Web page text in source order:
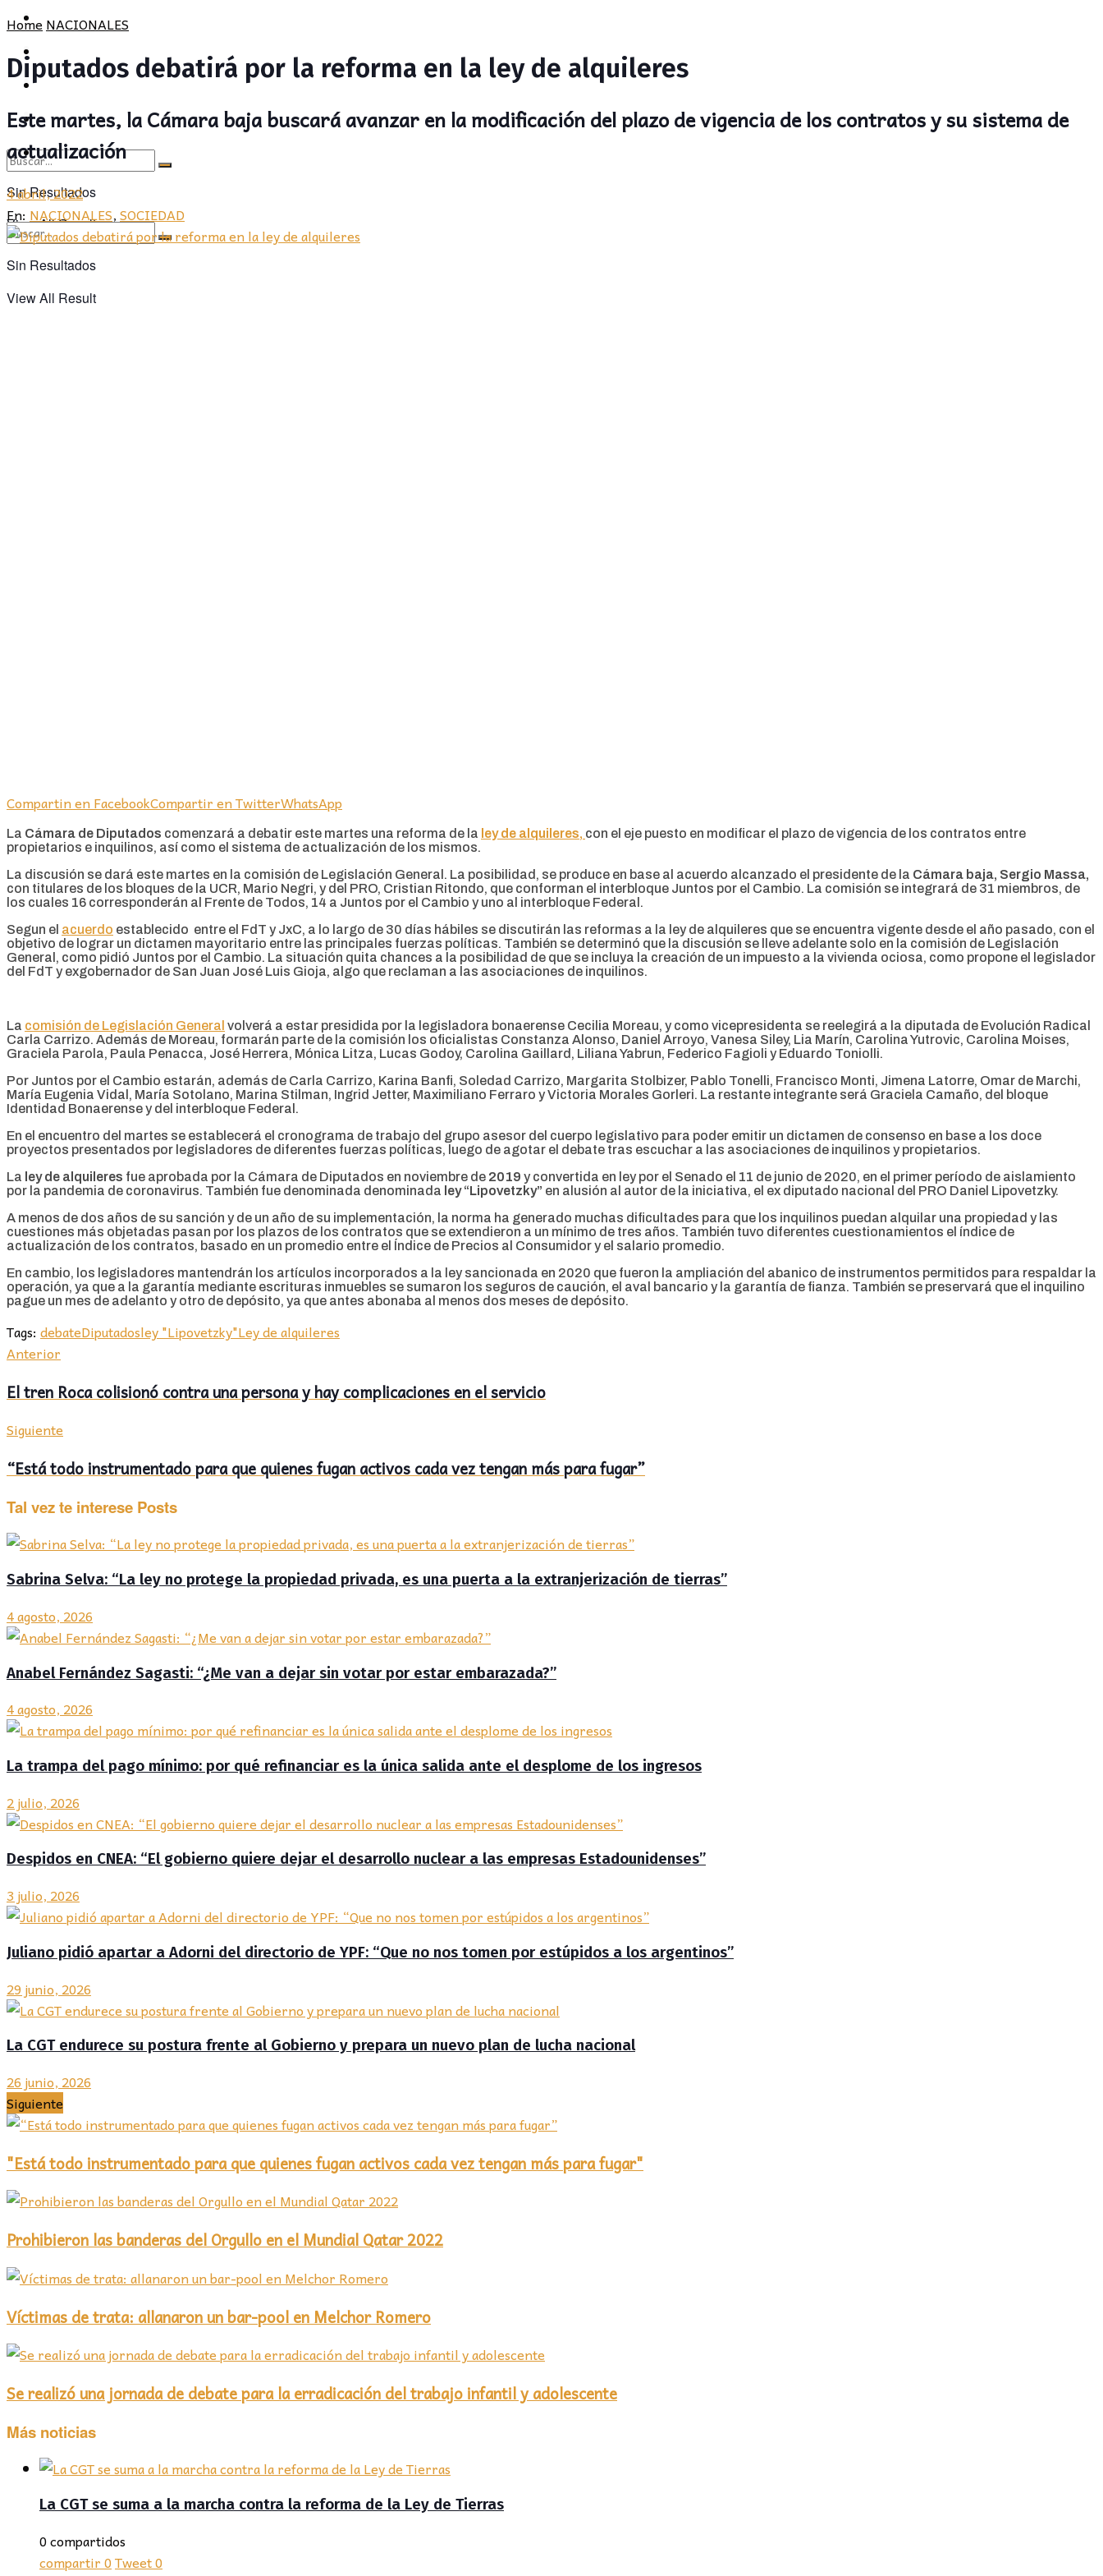
CULTURA
OPINIÓN
Sin Resultados
View All Result
PROVINCIA
CULTURA
OPINIÓN
Sin Resultados
View All Result
HomeNACIONALES
Diputados debatirá por la reforma en la ley de alquileres
Este martes, la Cámara baja buscará avanzar en la modificación del plazo de vigencia de los contratos y su sistema de
actualización
4 abril, 2022
En: NACIONALES,SOCIEDAD
Compartin en FacebookCompartir en TwitterWhatsApp
La Cámara de Diputados comenzará a debatir este martes una reforma de la ley de alquileres, con el eje puesto en modificar el plazo de vigencia de los contratos entre
propietarios e inquilinos, así como el sistema de actualización de los mismos.
La discusión se dará este martes en la comisión de Legislación General. La posibilidad, se produce en base al acuerdo alcanzado el presidente de la Cámara baja, Sergio Massa,
con titulares de los bloques de la UCR, Mario Negri, y del PRO, Cristian Ritondo, que conforman el interbloque Juntos por el Cambio. La comisión se integrará de 31 miembros, de
los cuales 16 corresponderán al Frente de Todos, 14 a Juntos por el Cambio y uno al interbloque Federal.
Segun el acuerdo establecido entre el FdT y JxC, a lo largo de 30 días hábiles se discutirán las reformas a la ley de alquileres que se encuentra vigente desde el año pasado, con el
objetivo de lograr un dictamen mayoritario entre las principales fuerzas políticas. También se determinó que la discusión se lleve adelante solo en la comisión de Legislación
General, como pidió Juntos por el Cambio. La situación quita chances a la posibilidad de que se incluya la creación de un impuesto a la vivienda ociosa, como propone el legislador
del FdT y exgobernador de San Juan José Luis Gioja, algo que reclaman a las asociaciones de inquilinos.
La comisión de Legislación General volverá a estar presidida por la legisladora bonaerense Cecilia Moreau, y como vicepresidenta se reelegirá a la diputada de Evolución Radical
Carla Carrizo. Además de Moreau, formarán parte de la comisión los oficialistas Constanza Alonso, Daniel Arroyo, Vanesa Siley, Lia Marín, Carolina Yutrovic, Carolina Moises,
Graciela Parola, Paula Penacca, José Herrera, Mónica Litza, Lucas Godoy, Carolina Gaillard, Liliana Yabrun, Federico Fagioli y Eduardo Toniolli.
Por Juntos por el Cambio estarán, además de Carla Carrizo, Karina Banfi, Soledad Carrizo, Margarita Stolbizer, Pablo Tonelli, Francisco Monti, Jimena Latorre, Omar de Marchi,
María Eugenia Vidal, María Sotolano, Marina Stilman, Ingrid Jetter, Maximiliano Ferraro y Victoria Morales Gorleri. La restante integrante será Graciela Camaño, del bloque
Identidad Bonaerense y del interbloque Federal.
En el encuentro del martes se establecerá el cronograma de trabajo del grupo asesor del cuerpo legislativo para poder emitir un dictamen de consenso en base a los doce
proyectos presentados por legisladores de diferentes fuerzas políticas, luego de agotar el debate tras escuchar a las asociaciones de inquilinos y propietarios.
La ley de alquileres fue aprobada por la Cámara de Diputados en noviembre de 2019 y convertida en ley por el Senado el 11 de junio de 2020, en el primer período de aislamiento
por la pandemia de coronavirus. También fue denominada denominada ley “Lipovetzky” en alusión al autor de la iniciativa, el ex diputado nacional del PRO Daniel Lipovetzky.
A menos de dos años de su sanción y de un año de su implementación, la norma ha generado muchas dificultades para que los inquilinos puedan alquilar una propiedad y las
cuestiones más objetadas pasan por los plazos de los contratos que se extendieron a un mínimo de tres años. También tuvo diferentes cuestionamientos el índice de
actualización de los contratos, basado en un promedio entre el Índice de Precios al Consumidor y el salario promedio.
En cambio, los legisladores mantendrán los artículos incorporados a la ley sancionada en 2020 que fueron la ampliación del abanico de instrumentos permitidos para respaldar la
operación, ya que a la garantía mediante escrituras inmuebles se sumaron los seguros de caución, el aval bancario y la garantía de fianza. También se preservará que el inquilino
pague un mes de adelanto y otro de depósito, ya que antes abonaba al menos dos meses de depósito.
Tags: debateDiputadosley "Lipovetzky"Ley de alquileres
Anterior
El tren Roca colisionó contra una persona y hay complicaciones en el servicio
Siguiente
“Está todo instrumentado para que quienes fugan activos cada vez tengan más para fugar”
Tal vez te interese Posts
Sabrina Selva: “La ley no protege la propiedad privada, es una puerta a la extranjerización de tierras”
4 agosto, 2026
Anabel Fernández Sagasti: “¿Me van a dejar sin votar por estar embarazada?”
4 agosto, 2026
La trampa del pago mínimo: por qué refinanciar es la única salida ante el desplome de los ingresos
2 julio, 2026
Despidos en CNEA: “El gobierno quiere dejar el desarrollo nuclear a las empresas Estadounidenses”
3 julio, 2026
Juliano pidió apartar a Adorni del directorio de YPF: “Que no nos tomen por estúpidos a los argentinos”
29 junio, 2026
La CGT endurece su postura frente al Gobierno y prepara un nuevo plan de lucha nacional
26 junio, 2026
Siguiente
"Está todo instrumentado para que quienes fugan activos cada vez tengan más para fugar"
Prohibieron las banderas del Orgullo en el Mundial Qatar 2022
Víctimas de trata: allanaron un bar-pool en Melchor Romero
Se realizó una jornada de debate para la erradicación del trabajo infantil y adolescente
Más noticias
La CGT se suma a la marcha contra la reforma de la Ley de Tierras
0 compartidos
compartir0Tweet0